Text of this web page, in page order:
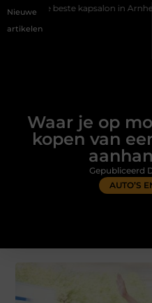
Nieuwe
artikelen
in Arnhem: meer dan alleen
Waar je op
kopen van
AUTO’S
Gepubliceerd